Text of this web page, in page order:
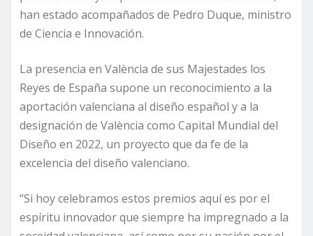
han estado acompañados de Pedro Duque, ministro
de Ciencia e Innovación.
La presencia en València de sus Majestades los
Reyes de España supone un reconocimiento a la
aportación valenciana al diseño español y a la
designación de València como Capital Mundial del
Diseño en 2022, un proyecto que da fe de la
excelencia del diseño valenciano.
“Si hoy celebramos estos premios aquí es por el
espíritu innovador que siempre ha impregnado a la